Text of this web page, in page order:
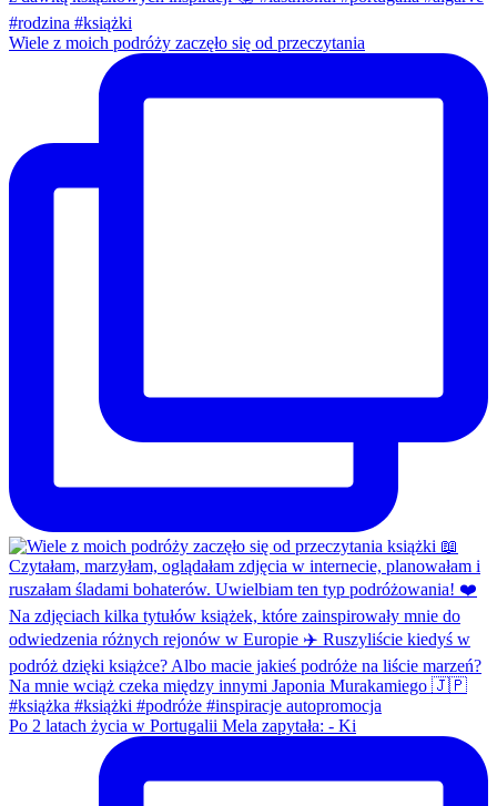
Wiele z moich podróży zaczęło się od przeczytania
Po 2 latach życia w Portugalii Mela zapytała: - Ki